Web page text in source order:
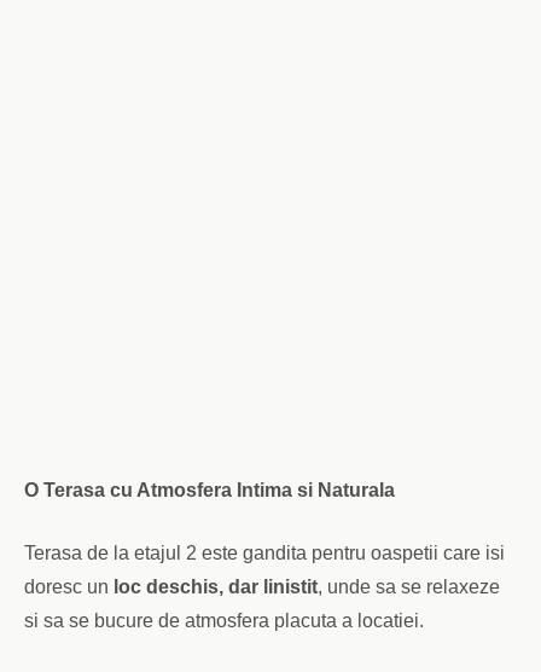
O Terasa cu Atmosfera Intima si Naturala
Terasa de la etajul 2 este gandita pentru oaspetii care isi
doresc un loc deschis, dar linistit, unde sa se relaxeze
si sa se bucure de atmosfera placuta a locatiei.